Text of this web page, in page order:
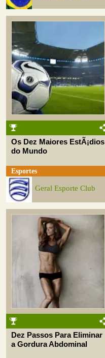
Os Dez Maiores EstÃ¡dios
do Mundo
Esportes
Geral Esporte Club
Dez Passos Para Eliminar
a Gordura Abdominal